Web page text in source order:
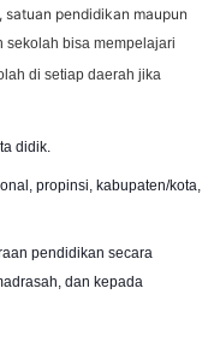
pendidikan maupun
sekolah bisa mempelajari
di setiap daerah jika
didik.
propinsi, kabupaten/kota,
pendidikan secara
dan kepada